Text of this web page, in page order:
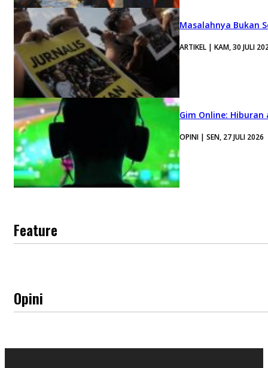
Masalahnya Bukan
ARTIKEL | KAM, 30 JULI
Gim Online:
OPINI | SEN, 27 JULI 2026
Feature
Opini